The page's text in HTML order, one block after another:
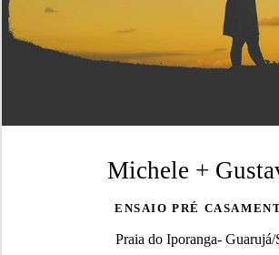
Michele +
ENSAIO PRÉ
Praia do Iporanga- Guarujá/